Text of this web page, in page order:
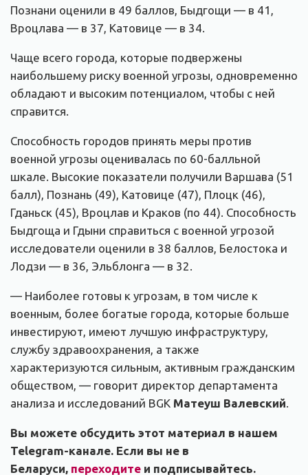
Познани оценили в 49 баллов, Быдгощи — в 41,
Вроцлава — в 37, Катовице — в 34.
Чаще всего города, которые подвержены
наибольшему риску военной угрозы, одновременно
обладают и высоким потенциалом, чтобы с ней
справится.
Способность городов принять меры против
военной угрозы оценивалась по 60-балльной
шкале. Высокие показатели получили Варшава (51
балл), Познань (49), Катовице (47), Плоцк (46),
Гданьск (45), Вроцлав и Краков (по 44). Способность
Быдгоща и Гдыни справиться с военной угрозой
исследователи оценили в 38 баллов, Белостока и
Лодзи — в 36, Эльблонга — в 32.
— Наиболее готовы к угрозам, в том числе к
военным, более богатые города, которые больше
инвестируют, имеют лучшую инфраструктуру,
службу здравоохранения, а также
характеризуются сильным, активным гражданским
обществом, — говорит директор департамента
анализа и исследований BGK Матеуш Валевский.
Вы можете обсудить этот материал в нашем
Telegram-канале. Если вы не в
Беларуси, переходите и подписывайтесь.